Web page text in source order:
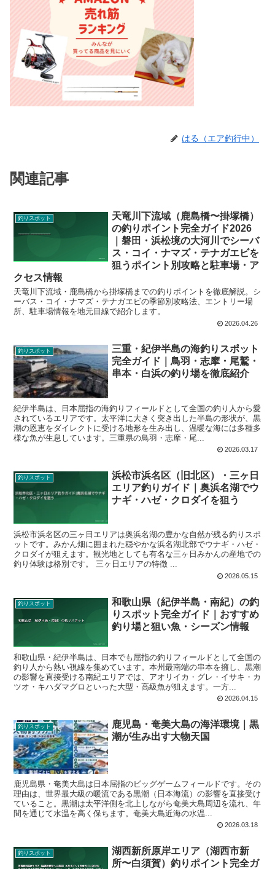
はる（エア釣行中）
関連記事
釣りスポット
天竜川下流域（鹿島橋〜掛塚橋）
の釣りポイント完全ガイド2026
｜磐田・浜松境の大河川でシーバ
ス・コイ・ナマズ・テナガエビを
狙うポイント別攻略と駐車場・ア
クセス情報
天竜川下流域・鹿島橋から掛塚橋までの釣りポイントを徹底解説。シ
ーバス・コイ・ナマズ・テナガエビの季節別攻略法、エントリー場
所、駐車場情報を地元目線で紹介します。
2026.04.26
釣りスポット
三重・紀伊半島の海釣りスポット
完全ガイド｜鳥羽・志摩・尾鷲・
串本・白浜の釣り場を徹底紹介
紀伊半島は、日本屈指の海釣りフィールドとして全国の釣り人から愛
されているエリアです。太平洋に大きく突き出した半島の形状が、黒
潮の恩恵をダイレクトに受ける地形を生み出し、温暖な海には多種多
様な魚が生息しています。三重県の鳥羽・志摩・尾...
2026.03.17
釣りスポット
浜松市浜名区（旧北区）・三ヶ日
エリア釣りガイド｜奥浜名湖でウ
ナギ・ハゼ・クロダイを狙う
浜松市浜名区の三ヶ日エリアは奥浜名湖の豊かな自然が残る釣りスポ
ットです。みかん畑に囲まれた穏やかな浜名湖北部でウナギ・ハゼ・
クロダイが狙えます。観光地としても有名な三ヶ日みかんの産地での
釣り体験は格別です。 三ヶ日エリアの特徴 ...
2026.05.15
釣りスポット
和歌山県（紀伊半島・南紀）の釣
りスポット完全ガイド｜おすすめ
釣り場と狙い魚・シーズン情報
和歌山県・紀伊半島は、日本でも屈指の釣りフィールドとして全国の
釣り人から熱い視線を集めています。本州最南端の串本を擁し、黒潮
の影響を直接受ける南紀エリアでは、アオリイカ・グレ・イサキ・カ
ツオ・キハダマグロといった大型・高級魚が狙えます。一方...
2026.04.15
釣りスポット
鹿児島・奄美大島の海洋環境｜黒
潮が生み出す大物天国
鹿児島県・奄美大島は日本屈指のビッグゲームフィールドです。その
理由は、世界最大級の暖流である黒潮（日本海流）の影響を直接受け
ていること。黒潮は太平洋側を北上しながら奄美大島周辺を流れ、年
間を通じて水温を高く保ちます。奄美大島近海の水温...
2026.03.18
釣りスポット
湖西新所原岸エリア（湖西市新
所〜白須賀）釣りポイント完全ガ